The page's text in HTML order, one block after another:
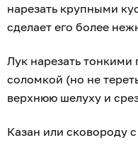
нарезать крупными
сделает его более
Лук нарезать
соломкой (но не
верхнюю шелуху и
Казан или сковороду